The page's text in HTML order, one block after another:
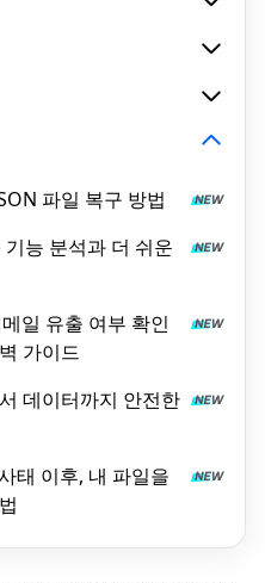
파일 복구 방법
능 분석과 더 쉬운
일 유출 여부 확인
가이드
데이터까지 안전한
태 이후, 내 파일을